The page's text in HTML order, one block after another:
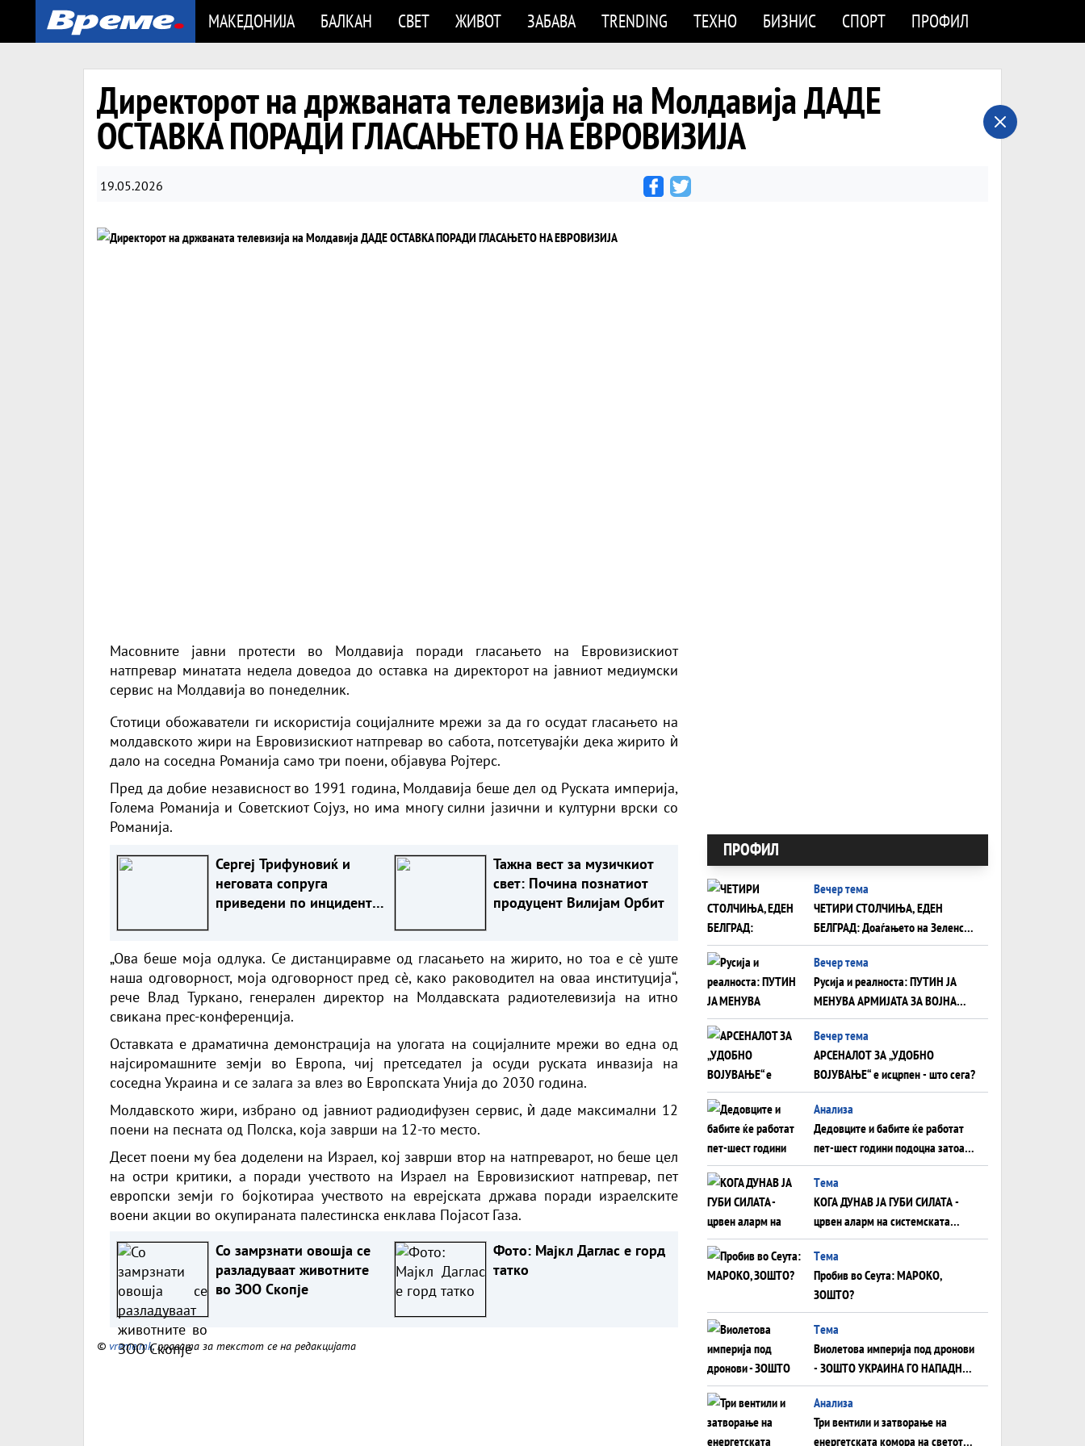
МАКЕДОНИЈА БАЛКАН СВЕТ ЖИВОТ ЗАБАВА TRENDING ТЕХНО БИЗНИС СПОРТ ПРОФИЛ
Директорот на држваната телевизија на Молдавија ДАДЕ
ОСТАВКА ПОРАДИ ГЛАСАЊЕТО НА ЕВРОВИЗИЈА
19.05.2026
Масовните јавни протести во Молдавија поради гласањето на Евровизискиот
натпревар минатата недела доведоа до оставка на директорот на јавниот медиумски
сервис на Молдавија во понеделник.
Стотици обожаватели ги искористија социјалните мрежи за да го осудат гласањето на
молдавското жири на Евровизискиот натпревар во сабота, потсетувајќи дека жирито ѝ
дало на соседна Романија само три поени, објавува Ројтерс.
Пред да добие независност во 1991 година, Молдавија беше дел од Руската империја,
Голема Романија и Советскиот Сојуз, но има многу силни јазични и културни врски со
Романија.
Сергеј Трифуновиќ и
неговата сопруга
приведени по инцидент
Тажна вест за музичкиот
свет: Почина познатиот
продуцент Вилијам Орбит
„Ова беше моја одлука. Се дистанциравме од гласањето на жирито, но тоа е сè уште
наша одговорност, моја одговорност пред сè, како раководител на оваа институција“,
рече Влад Туркано, генерален директор на Молдавската радиотелевизија на итно
свикана прес-конференција.
Оставката е драматична демонстрација на улогата на социјалните мрежи во една од
најсиромашните земји во Европа, чиј претседател ја осуди руската инвазија на
соседна Украина и се залага за влез во Европската Унија до 2030 година.
Молдавското жири, избрано од јавниот радиодифузен сервис, ѝ даде максимални 12
поени на песната од Полска, која заврши на 12-то место.
Десет поени му беа доделени на Израел, кој заврши втор на натпреварот, но беше цел
на остри критики, а поради учеството на Израел на Евровизискиот натпревар, пет
европски земји го бојкотираа учеството на еврејската држава поради израелските
воени акции во окупираната палестинска енклава Појасот Газа.
Со замрзнати овошја се
разладуваат животните
во ЗОО Скопје
Фото: Мајкл Даглас е горд
татко
© vreme.mk, правата за текстот се на редакцијата
ПРОФИЛ
Вечер тема
ЧЕТИРИ СТОЛЧИЊА, ЕДЕН
БЕЛГРАД: Доаѓањето на Зеленски
ги открива тајните на политиката
на балансирање на Вучиќ
Вечер тема
Русија и реалноста: ПУТИН ЈА
МЕНУВА АРМИЈАТА ЗА ВОЈНА
ШТО ОСТАНУВА БЕЗ ФРОНТ
Вечер тема
АРСЕНАЛОТ ЗА „УДОБНО
ВОЈУВАЊЕ“ е исцрпен - што сега?
Анализа
Дедовците и бабите ќе работат
пет-шест години подоцна затоа
што НЕМААТ ВНУЦИ ДА ГИ
ЗАМЕНАТ
Tема
КОГА ДУНАВ ЈА ГУБИ СИЛАТА -
црвен аларм на системската
плоча од јужна Германија до
Црното Море...
Tема
Пробив во Сеута: МАРОКО,
ЗОШТО?
Tема
Виолетова империја под дронови
- ЗОШТО УКРАИНА ГО НАПАДНА
РУСКИОТ WILDBERRIES
Aнализа
Три вентили и затворање на
енергетската комора на светот: